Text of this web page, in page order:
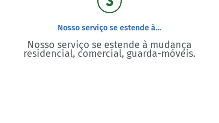
Nosso serviço se estende à...
Nosso serviço se estende à mudança
residencial, comercial, guarda-móveis.